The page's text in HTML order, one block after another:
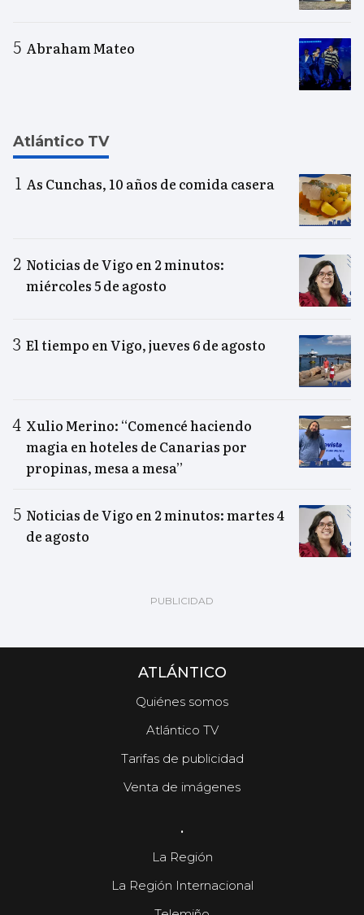
Abraham Mateo
Atlántico TV
As Cunchas, 10 años de comida casera
Noticias de Vigo en 2 minutos:
miércoles 5 de agosto
El tiempo en Vigo, jueves 6 de agosto
Xulio Merino: “Comencé haciendo
magia en hoteles de Canarias por
propinas, mesa a mesa”
Noticias de Vigo en 2 minutos: martes 4
de agosto
ATLÁNTICO
Quiénes somos
Atlántico TV
Tarifas de publicidad
Venta de imágenes
.
La Región
La Región Internacional